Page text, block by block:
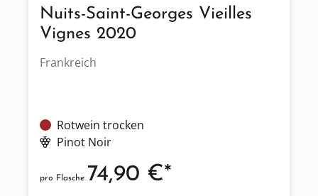
Nuits-Saint-Georges Vieilles
Vignes 2020
Frankreich
Rotwein trocken
Pinot Noir
pro Flasche 74,90 €*